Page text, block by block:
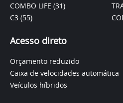
COMBO LIFE (31)
C3 (55)
Acesso direto
Orçamento reduzido
Caixa de velocidades automática
Veículos híbridos